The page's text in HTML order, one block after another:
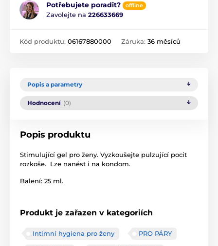
Potřebujete poradit? offline
Zavolejte na 226633669
Kód produktu: 06167880000 Záruka: 36 měsíců
Popis a parametry
Hodnocení (0)
Popis produktu
Stimulující gel pro ženy. Vyzkoušejte pulzující pocit
rozkoše. Lze nanést i na kondom.
Balení: 25 ml.
Produkt je zařazen v kategoriích
Intimní hygiena pro ženy PRO PÁRY